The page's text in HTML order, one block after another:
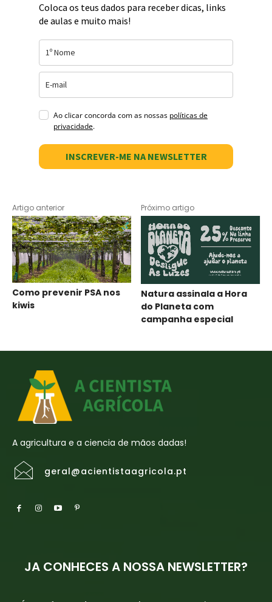
Coloca os teus dados para receber dicas, links
de aulas e muito mais!
Ao clicar concorda com as nossas políticas de
privacidade.
INSCREVER-ME NA NEWSLETTER
Artigo anterior
Como prevenir PSA nos
kiwis
Próximo artigo
Natura assinala a Hora
do Planeta com
campanha especial
A agricultura e a ciencia de mãos dadas!
geral@acientistaagricola.pt
JA CONHECES A NOSSA NEWSLETTER?